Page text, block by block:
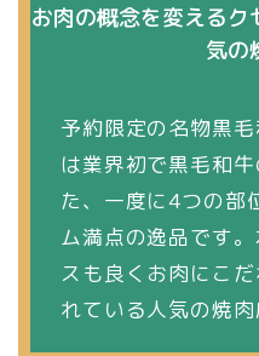
お肉の概念を変える
気の
予約限定の名物黒
は業界初で黒毛和
た、一度に4つの部
ム満点の逸品です
スも良くお肉にこ
れている人気の焼肉